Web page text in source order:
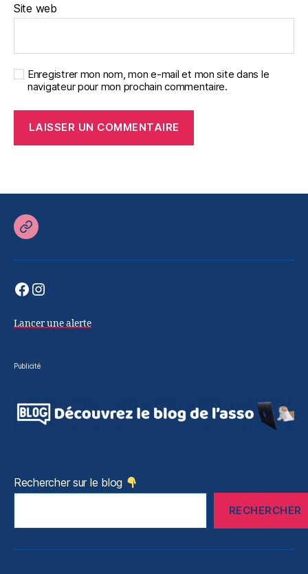
Site web
Enregistrer mon nom, mon e-mail et mon site dans le
navigateur pour mon prochain commentaire.
Retour
site
Facebook
Instagram
Lancer une alerte
Publicité
Rechercher sur le blog
RECHERCHER